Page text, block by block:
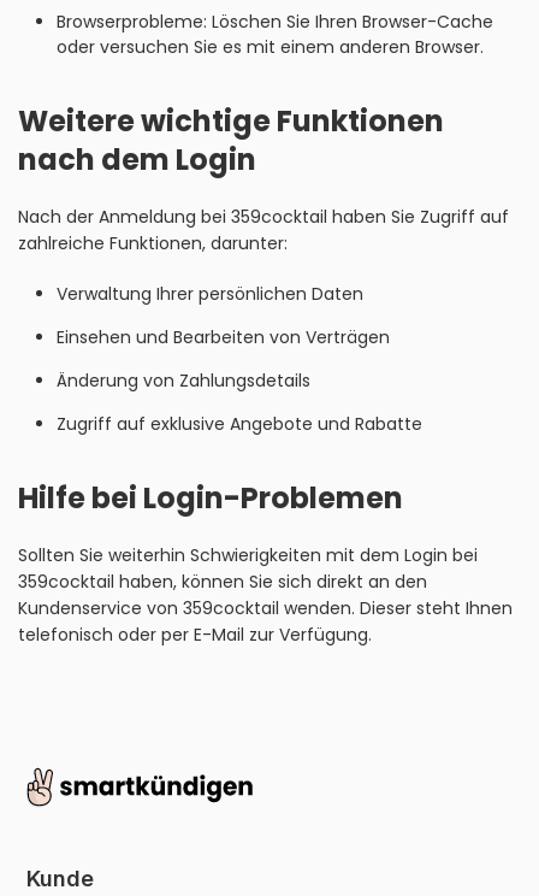
Browserprobleme: Löschen Sie Ihren Browser-Cache
oder versuchen Sie es mit einem anderen Browser.
Weitere wichtige Funktionen
nach dem Login
Nach der Anmeldung bei 359cocktail haben Sie Zugriff auf
zahlreiche Funktionen, darunter:
Verwaltung Ihrer persönlichen Daten
Einsehen und Bearbeiten von Verträgen
Änderung von Zahlungsdetails
Zugriff auf exklusive Angebote und Rabatte
Hilfe bei Login-Problemen
Sollten Sie weiterhin Schwierigkeiten mit dem Login bei
359cocktail haben, können Sie sich direkt an den
Kundenservice von 359cocktail wenden. Dieser steht Ihnen
telefonisch oder per E-Mail zur Verfügung.
Kunde